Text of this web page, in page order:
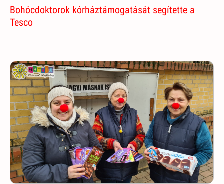
Bohócdoktorok kórháztámogatását segítette a
Tesco